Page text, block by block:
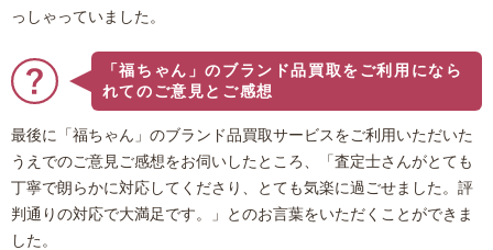
っしゃっていました。
「福ちゃん」のブランド品買取をご利用になら
れてのご意見とご感想
最後に「福ちゃん」のブランド品買取サービスをご利用いただいた
うえでのご意見ご感想をお伺いしたところ、「査定士さんがとても
丁寧で朗らかに対応してくださり、とても気楽に過ごせました。評
判通りの対応で大満足です。」とのお言葉をいただくことができま
した。